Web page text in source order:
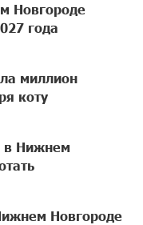
Новгороде
года
миллион
коту
в Нижнем
Новгороде